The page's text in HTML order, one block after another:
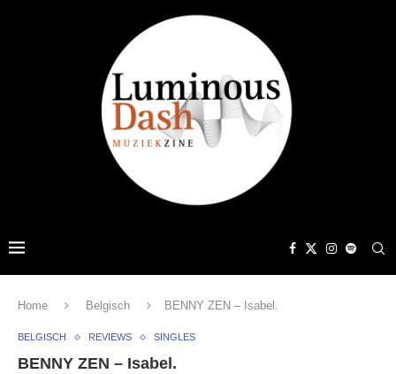
Home Belgisch BENNY ZEN – Isabel.
BELGISCH REVIEWS SINGLES
BENNY ZEN – Isabel.